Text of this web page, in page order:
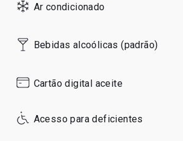
Thursday
Friday
Sunday
Ar condicionado
Bebidas alcoólicas (padrão)
Cartão digital aceite
Acesso para deficientes